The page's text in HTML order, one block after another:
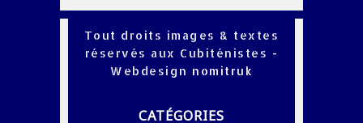
Tout droits images & textes
réservés aux Cubiténistes -
Webdesign nomitruk
CATÉGORIES